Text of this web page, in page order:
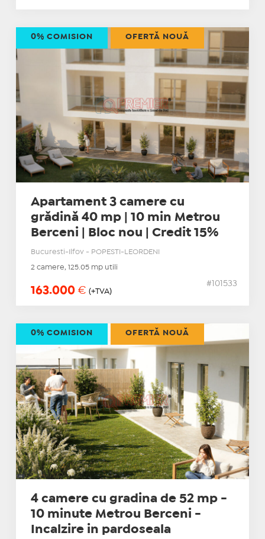
Apartament 3 camere cu
grădină 40 mp | 10 min Metrou
Berceni | Bloc nou | Credit 15%
Bucuresti-Ilfov - POPESTI-LEORDENI
2 camere, 125.05 mp utili
163.000 € (+TVA)
#101533
0% COMISION OFERTĂ NOUĂ
4 camere cu gradina de 52 mp -
10 minute Metrou Berceni -
Incalzire in pardoseala
0% COMISION OFERTĂ NOUĂ